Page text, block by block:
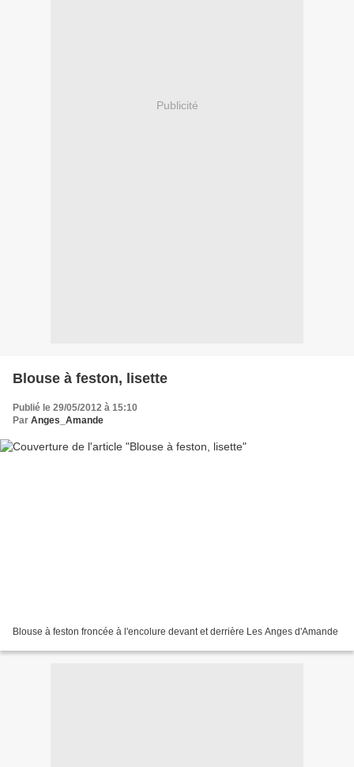
Publicité
Blouse à feston, lisette
Publié le 29/05/2012 à 15:10
Par Anges_Amande
Blouse à feston froncée à l'encolure devant et derrière Les Anges d'Amande